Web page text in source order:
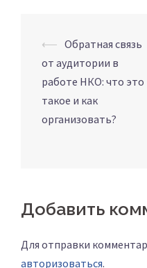
⟵ Обратная связь
от аудитории в
работе НКО: что это
такое и как
организовать?
Добавить
Для отправки
авторизоваться.